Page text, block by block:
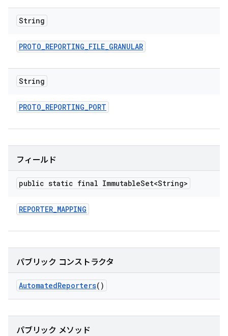
String
PROTO_REPORTING_FILE_GRANULAR
String
PROTO_REPORTING_PORT
フィールド
public static final ImmutableSet<String>
REPORTER_MAPPING
パブリック コンストラクタ
AutomatedReporters()
パブリック メソッド